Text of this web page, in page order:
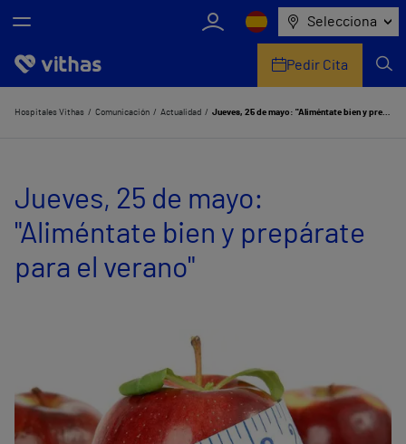
Selecciona
Nosotros
Servicios de salud
Equipo médico y asistencial
Información útil
Pedir Cita
Hospitales Vithas Comunicación Actualidad Jueves, 25 de mayo: "Aliméntate bien y prepárate para el verano"
Jueves, 25 de mayo:
"Aliméntate bien y prepárate
para el verano"